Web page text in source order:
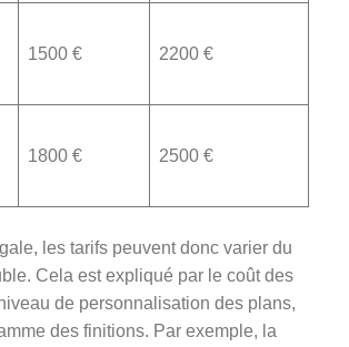
1500 € 2200 €
1800 € 2500 €
les tarifs peuvent donc varier du
Cela est expliqué par le coût des
de personnalisation des plans,
des finitions. Par exemple, la